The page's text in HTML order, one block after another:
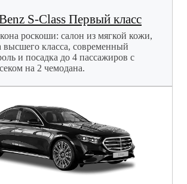
S-Class Первый класс
роскоши: салон из мягкой кожи,
высшего класса, современный
и посадка до 4 пассажиров с
на 2 чемодана.